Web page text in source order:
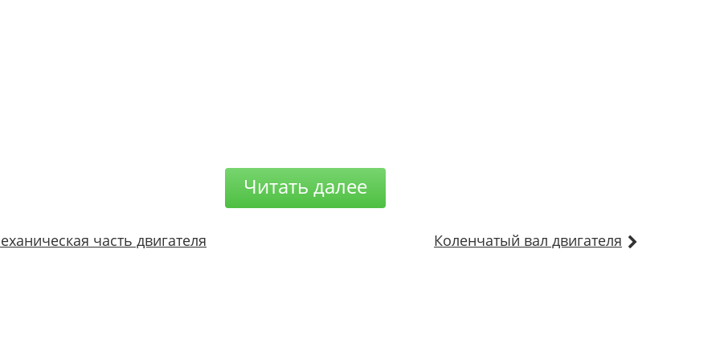
Читать далее
часть двигателя Коленчатый вал двигателя